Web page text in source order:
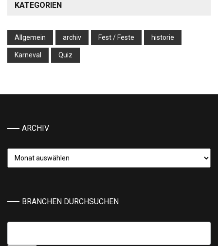
KATEGORIEN
Allgemein archiv Fest / Feste historie
Karneval Quiz
ARCHIV
BRANCHEN DURCHSUCHEN